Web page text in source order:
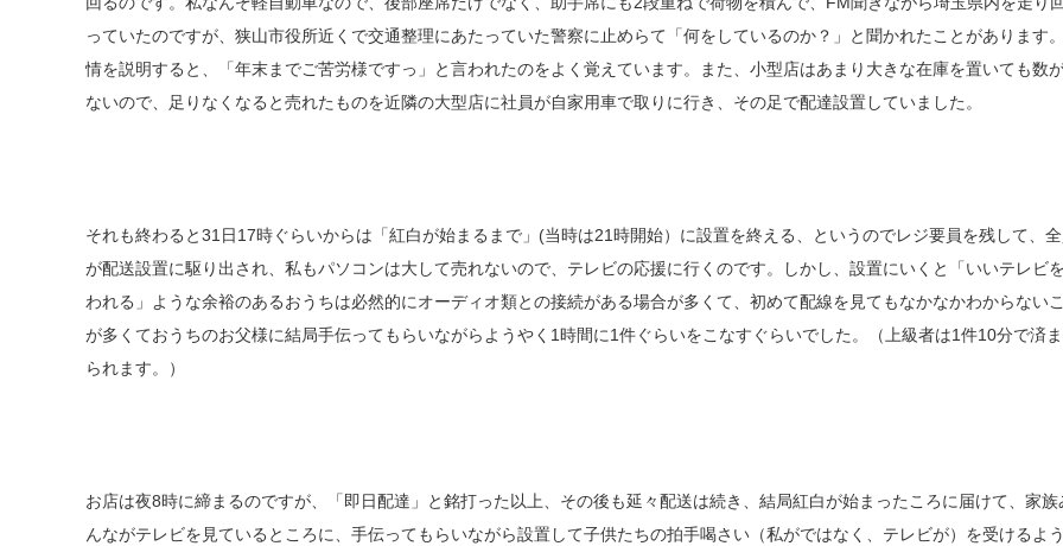
っていたのですが、狭山市役所近くで交通整理にあたっていた警察に止めらて「何をしているのか？」と聞かれたことがあります
情を説明すると、「年末までご苦労様ですっ」と言われたのをよく覚えています。また、小型店はあまり大きな在庫を置いても数
ないので、足りなくなると売れたものを近隣の大型店に社員が自家用車で取りに行き、その足で配達設置していました。
それも終わると31日17時ぐらいからは「紅白が始まるまで」(当時は21時開始）に設置を終える、というのでレジ要員を残して、全
が配送設置に駆り出され、私もパソコンは大して売れないので、テレビの応援に行くのです。しかし、設置にいくと「いいテレビ
われる」ような余裕のあるおうちは必然的にオーディオ類との接続がある場合が多くて、初めて配線を見てもなかなかわからない
が多くておうちのお父様に結局手伝ってもらいながらようやく1時間に1件ぐらいをこなすぐらいでした。（上級者は1件10分で済
られます。）
お店は夜8時に締まるのですが、「即日配達」と銘打った以上、その後も延々配送は続き、結局紅白が始まったころに届けて、家族
んながテレビを見ているところに、手伝ってもらいながら設置して子供たちの拍手喝さい（私がではなく、テレビが）を受けるよ